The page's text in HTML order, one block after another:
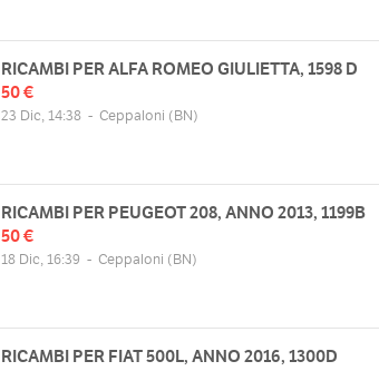
RICAMBI PER ALFA ROMEO GIULIETTA, 1598 D
50 €
23 Dic, 14:38 - Ceppaloni (BN)
RICAMBI PER PEUGEOT 208, ANNO 2013, 1199B
50 €
18 Dic, 16:39 - Ceppaloni (BN)
RICAMBI PER FIAT 500L, ANNO 2016, 1300D